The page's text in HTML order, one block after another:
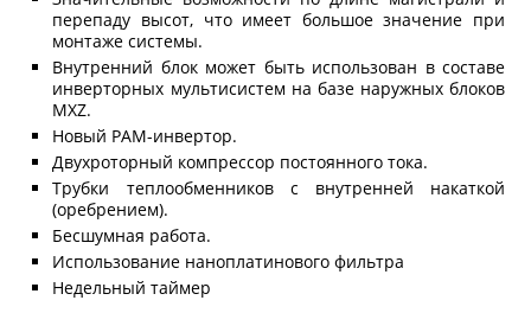
перепаду высот, что имеет большое значение при
монтаже системы.
Внутренний блок может быть использован в составе
инверторных мультисистем на базе наружных блоков
MXZ.
Новый PAM-инвертор.
Двухроторный компрессор постоянного тока.
Трубки теплообменников с внутренней накаткой
(оребрением).
Бесшумная работа.
Использование наноплатинового фильтра
Недельный таймер